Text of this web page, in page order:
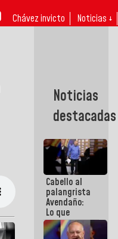
Chávez invicto Noticias ↓
Noticias
destacadas
Cabello al
palangrista
Avendaño:
Lo que
vayas a
escribir